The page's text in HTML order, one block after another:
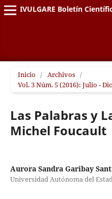
DIVULGARE Boletín
Inicio / Archivos /
Vol. 3 Núm. 5 (2016): Julio -
Las Palabras y
Michel Foucault
Aurora Sandra Garibay
Universidad Autónoma del